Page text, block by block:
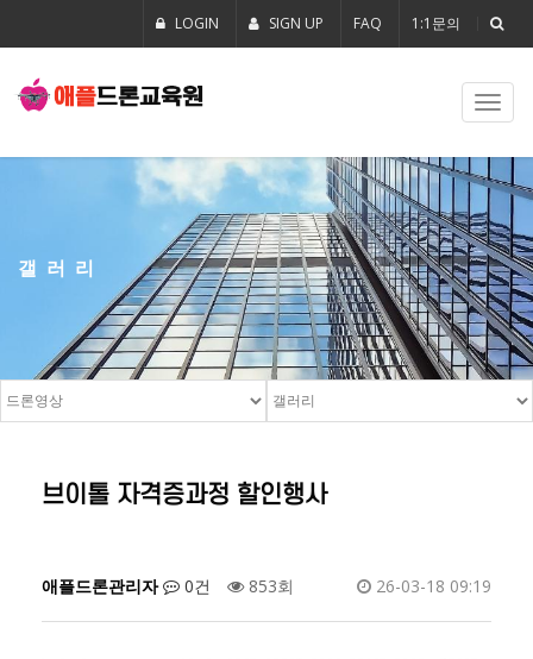
LOGIN SIGN UP FAQ 1:1문의
갤러리
브이톨 자격증과정 할인행사
애플드론관리자 0건 853회 26-03-18 09:19